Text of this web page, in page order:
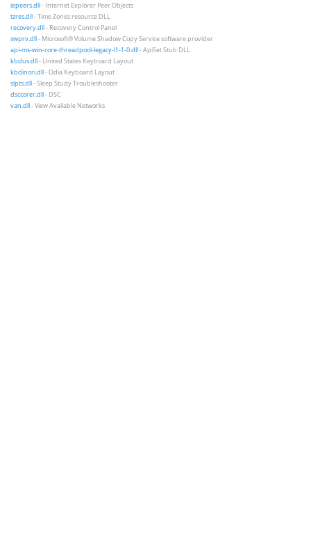
iepeers.dll- Internet Explorer Peer Objects
tzres.dll- Time Zones resource DLL
recovery.dll- Recovery Control Panel
swprv.dll- Microsoft® Volume Shadow Copy Service software provider
api-ms-win-core-threadpool-legacy-l1-1-0.dll- ApiSet Stub DLL
kbdus.dll- United States Keyboard Layout
kbdinori.dll- Odia Keyboard Layout
slpts.dll- Sleep Study Troubleshooter
dsccorer.dll- DSC
van.dll- View Available Networks